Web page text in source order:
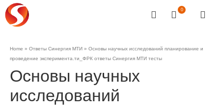
0
Home » Ответы Синергия МТИ » Основы научных исследований планирование и
проведение эксперимента.ти_ФРК ответы Синергия МТИ тесты
Основы научных
исследований